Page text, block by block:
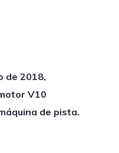
de 2018,
V10
de pista.